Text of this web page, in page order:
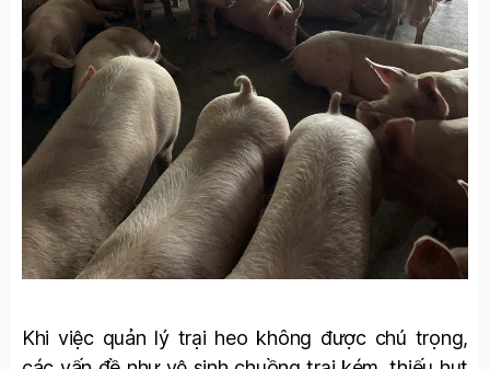
Khi việc quản lý trại heo không được chú trọng,